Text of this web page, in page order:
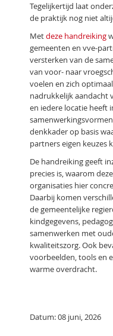
Tegelijkertijd laat
de praktijk nog niet
Metdeze handreiking
gemeenten en vve-
versterken van de
van voor- naar
voelen en zich
nadrukkelijk aandacht
en iedere locatie heeft
denkkader op basis
partners eigen keuzes
De handreiking geeft
precies is, waarom
organisaties hier
Daarbij komen
de gemeentelijke
kindgegevens,
samenwerken met
kwaliteitszorg. Ook
voorbeelden, tools en
warme overdracht.
Datum: 08 juni, 2026